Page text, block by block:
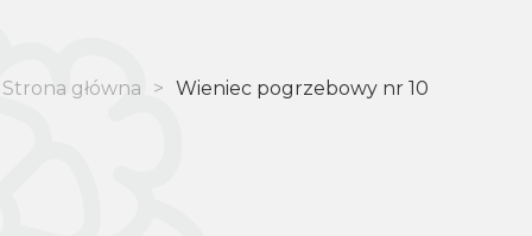
Strona główna > Wieniec pogrzebowy nr 10